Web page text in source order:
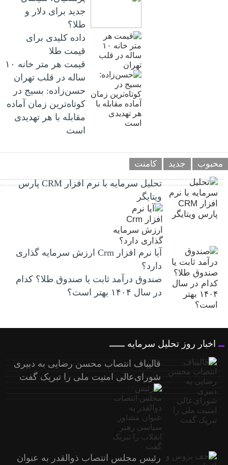
جدید برای دلار و
طلا؟
داده کلیدی برای
قیمت طلا
قیمت هر متر خانه ۱۰
ساله در قلب تهران
حسن‌زاده: بسیج در
کوتاه‌ترین زمان آماده
مقابله با هر تهدیدی
است
محبوب جدید کامنت
تحلیل سرمایه با نرم افزار CRM پارس
ویتایگر
آیا نرم افزار Crm ارزش سرمایه گذاری
دارد؟
صندوق درآمد ثابت یا صندوق طلا؟ کدام
در سال ۱۴۰۴ بهتر است؟
اخبار روز تحلیل سرمایه
قالیباف انتصاب محسن رضایی به دبیری
شورای‌عالی امنیت ملی را تبریک گفت
رئیس مجلس انتصاب ذوالقدر به عنوان